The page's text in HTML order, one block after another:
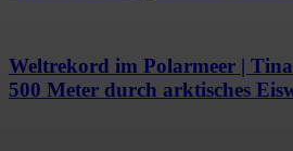
Weltrekord im Polarmeer |
500 Meter durch arktisches